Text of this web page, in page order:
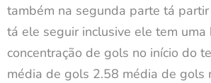
também na segunda parte tá
tá ele seguir inclusive ele tem uma
concentração de gols no início do
média de gols 2.58 média de gols